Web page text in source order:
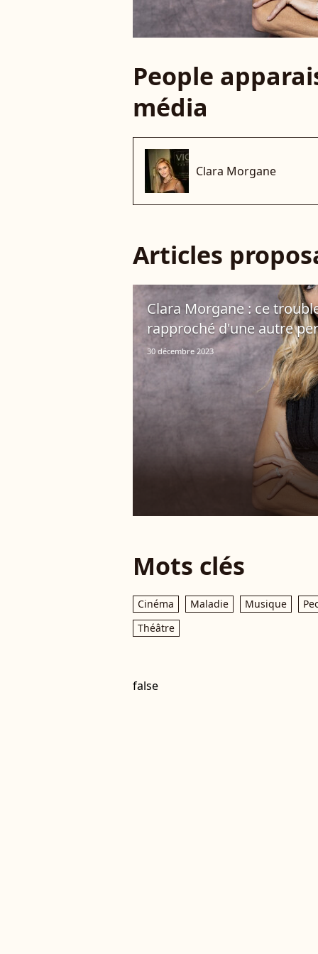
People
média
Clara Morgane
Articles
Clara Morgane : ce
rapproché d'une autre
30 décembre 2023
Mots clés
Cinéma Maladie Musique
Théâtre
false